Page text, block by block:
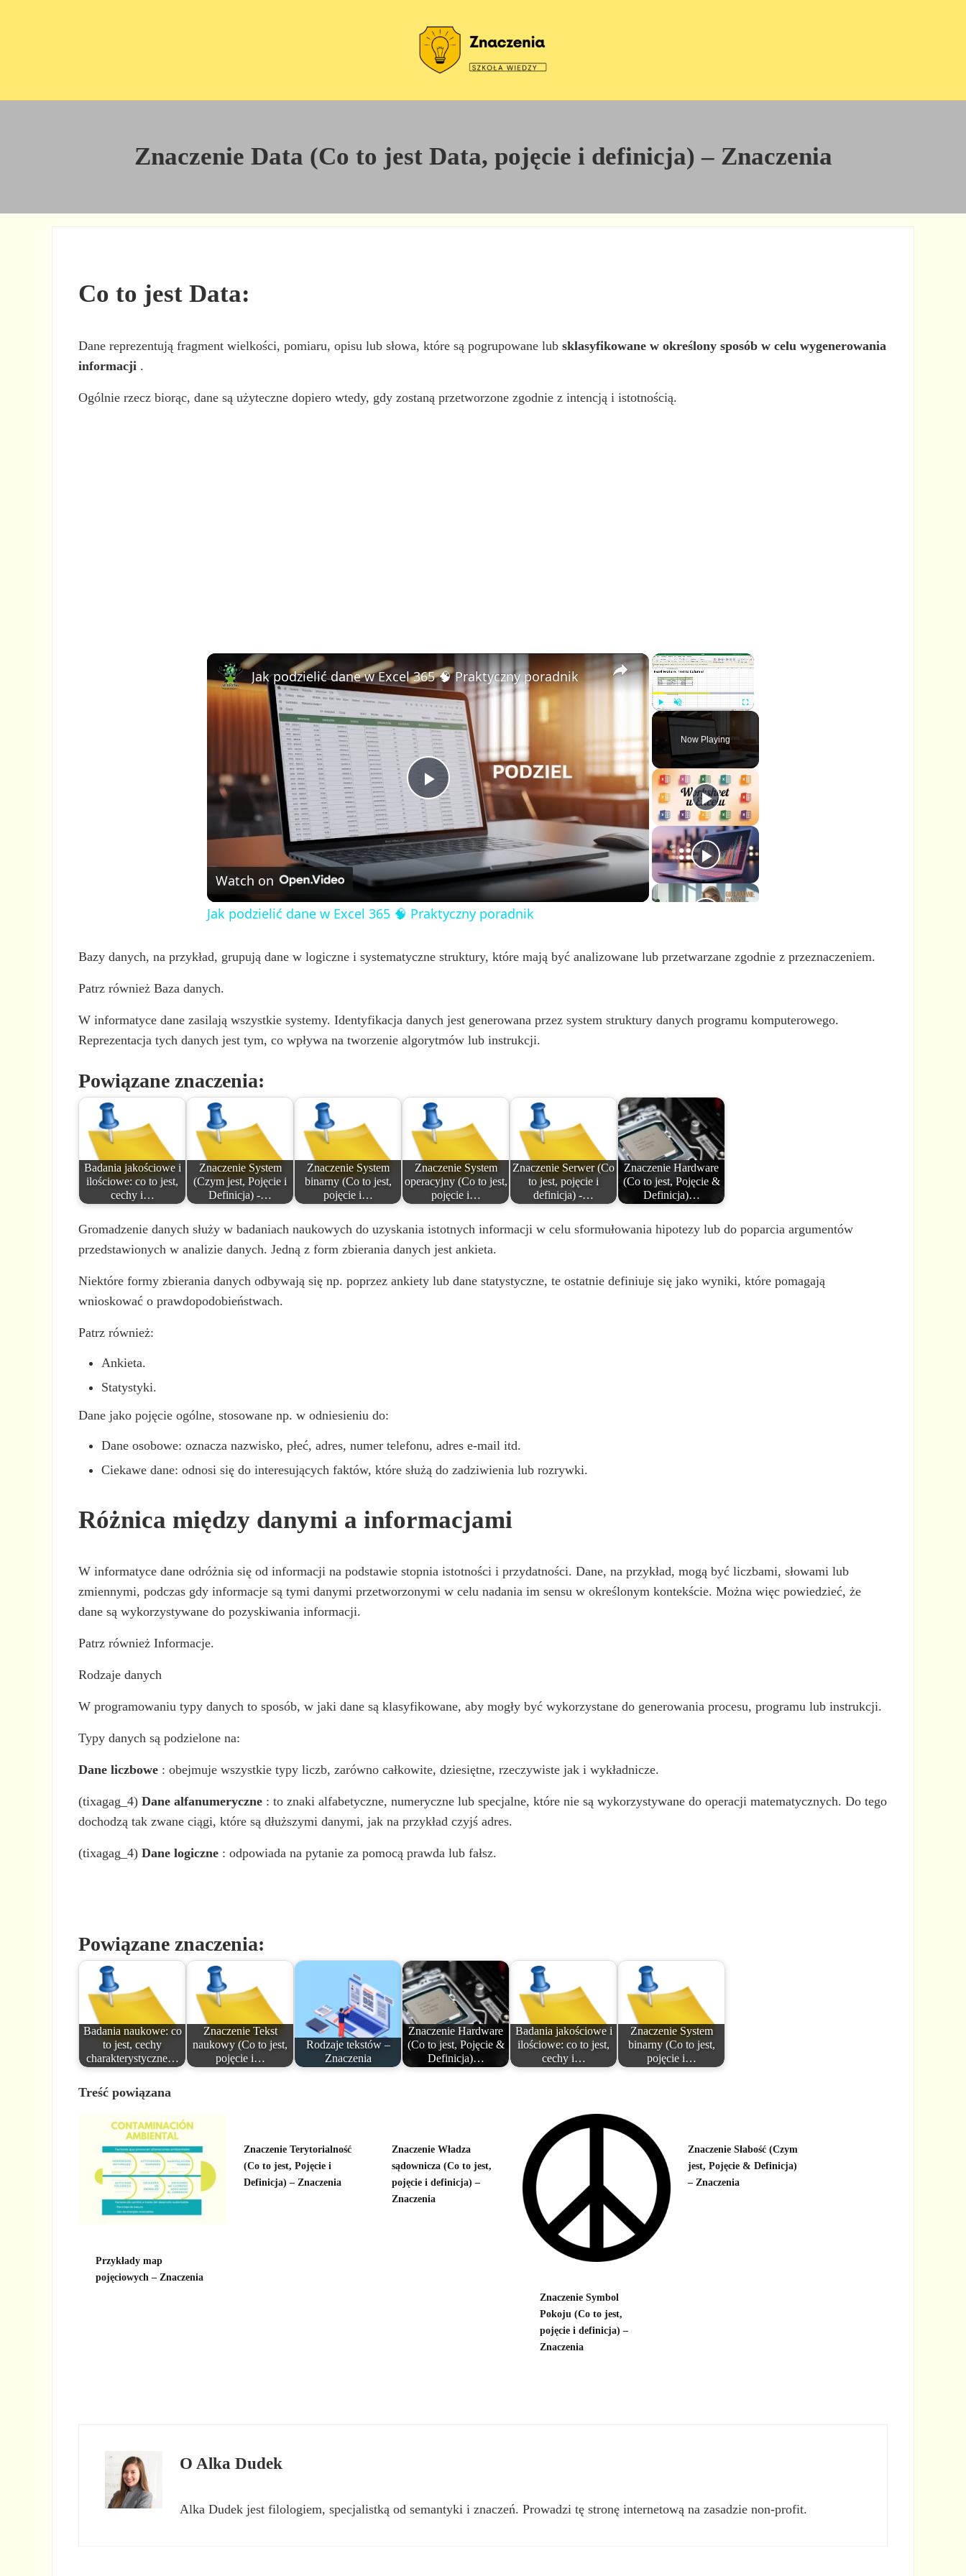
Znaczenie Data (Co to jest Data, pojęcie i definicja) – Znaczenia
Co to jest Data:
Dane reprezentują fragment wielkości, pomiaru, opisu lub słowa, które są pogrupowane lubsklasyfikowane w określony sposób w celu wygenerowania
informacji .
Ogólnie rzecz biorąc, dane są użyteczne dopiero wtedy, gdy zostaną przetworzone zgodnie z intencją i istotnością.
×
P
y
U
u
t
l
l
s
c
r
e
e
Now Playing
×
P
l
a
i
e
o
Jak podzielić dane w Excel 365 🧠 Praktyczny poradnik
Watch on
Jak podzielić dane w Excel 365 🧠 Praktyczny poradnik
Bazy danych, na przykład, grupują dane w logiczne i systematyczne struktury, które mają być analizowane lub przetwarzane zgodnie z przeznaczeniem.
Patrz również Baza danych.
W informatyce dane zasilają wszystkie systemy. Identyfikacja danych jest generowana przez system struktury danych programu komputerowego.
Reprezentacja tych danych jest tym, co wpływa na tworzenie algorytmów lub instrukcji.
Powiązane znaczenia:
Badania jakościowe i
ilościowe: co to jest,
cechy i…
Znaczenie System
(Czym jest, Pojęcie i
Definicja) -…
Znaczenie System
binarny (Co to jest,
pojęcie i…
Znaczenie System
operacyjny (Co to jest,
pojęcie i…
Znaczenie Serwer (Co
to jest, pojęcie i
definicja) -…
Znaczenie Hardware
(Co to jest, Pojęcie &
Definicja)…
Gromadzenie danych służy w badaniach naukowych do uzyskania istotnych informacji w celu sformułowania hipotezy lub do poparcia argumentów
przedstawionych w analizie danych. Jedną z form zbierania danych jest ankieta.
Niektóre formy zbierania danych odbywają się np. poprzez ankiety lub dane statystyczne, te ostatnie definiuje się jako wyniki, które pomagają
wnioskować o prawdopodobieństwach.
Patrz również:
Ankieta.
Statystyki.
Dane jako pojęcie ogólne, stosowane np. w odniesieniu do:
Dane osobowe: oznacza nazwisko, płeć, adres, numer telefonu, adres e-mail itd.
Ciekawe dane: odnosi się do interesujących faktów, które służą do zadziwienia lub rozrywki.
Różnica między danymi a informacjami
W informatyce dane odróżnia się od informacji na podstawie stopnia istotności i przydatności. Dane, na przykład, mogą być liczbami, słowami lub
zmiennymi, podczas gdy informacje są tymi danymi przetworzonymi w celu nadania im sensu w określonym kontekście. Można więc powiedzieć, że
dane są wykorzystywane do pozyskiwania informacji.
Patrz również Informacje.
Rodzaje danych
W programowaniu typy danych to sposób, w jaki dane są klasyfikowane, aby mogły być wykorzystane do generowania procesu, programu lub instrukcji.
Typy danych są podzielone na:
Dane liczbowe : obejmuje wszystkie typy liczb, zarówno całkowite, dziesiętne, rzeczywiste jak i wykładnicze.
(tixagag_4)Dane alfanumeryczne : to znaki alfabetyczne, numeryczne lub specjalne, które nie są wykorzystywane do operacji matematycznych. Do tego
dochodzą tak zwane ciągi, które są dłuższymi danymi, jak na przykład czyjś adres.
(tixagag_4)Dane logiczne : odpowiada na pytanie za pomocą prawda lub fałsz.
Powiązane znaczenia:
Badania naukowe: co
to jest, cechy
charakterystyczne…
Znaczenie Tekst
naukowy (Co to jest,
pojęcie i…
Rodzaje tekstów –
Znaczenia
Znaczenie Hardware
(Co to jest, Pojęcie &
Definicja)…
Badania jakościowe i
ilościowe: co to jest,
cechy i…
Znaczenie System
binarny (Co to jest,
pojęcie i…
Treść powiązana
Przykłady map
pojęciowych – Znaczenia
Znaczenie Terytorialność
(Co to jest, Pojęcie i
Definicja) – Znaczenia
Znaczenie Władza
sądownicza (Co to jest,
pojęcie i definicja) –
Znaczenia
Znaczenie Symbol
Pokoju (Co to jest,
pojęcie i definicja) –
Znaczenia
Znaczenie Słabość (Czym
jest, Pojęcie & Definicja)
– Znaczenia
OAlka Dudek
Alka Dudek jest filologiem, specjalistką od semantyki i znaczeń. Prowadzi tę stronę internetową na zasadzie non-profit.